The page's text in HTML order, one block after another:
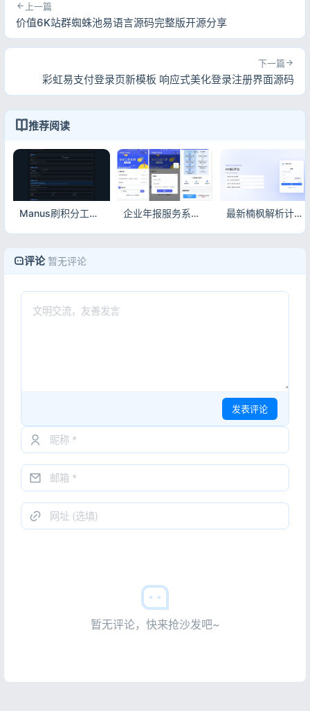
上一篇
价值6K站群蜘蛛池易语言源码完整版开源分享
下一篇
彩虹易支付登录页新模板 响应式美化登录注册界面源码
推荐阅读
Manus刷积分工具开源版 完整源码+部署指南 无限积分测试 企业年报服务系统源码 小微年审电销代办订单管理全功能 最新楠枫解析计费系统Java+Vue源码 全新UI接口计费分润一体化
评论 暂无评论
发表评论
暂无评论，快来抢沙发吧~